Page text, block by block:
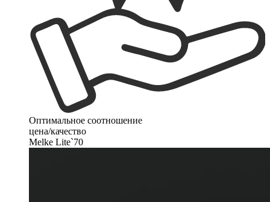
Оптимальное соотношение
цена/качество
Melke Lite`70